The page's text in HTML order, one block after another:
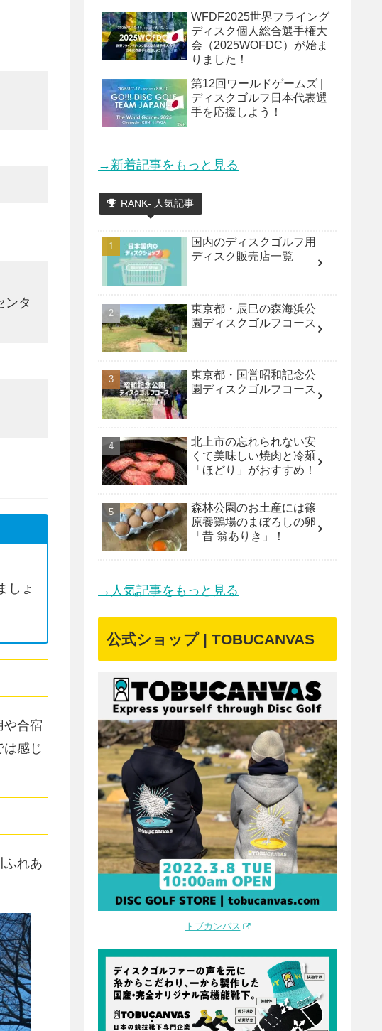
ンタ
しょ
や合宿
感じ
ふれあ
WFDF2025世界フライング
ディスク個人総合選手権大
会（2025WOFDC）が始ま
りました！
第12回ワールドゲームズ |
ディスクゴルフ日本代表選
手を応援しよう！
→新着記事をもっと見る
RANK- 人気記事
国内のディスクゴルフ用
ディスク販売店一覧
東京都・辰巳の森海浜公
園ディスクゴルフコース
東京都・国営昭和記念公
園ディスクゴルフコース
北上市の忘れられない安
くて美味しい焼肉と冷麺
「ほどり」がおすすめ！
森林公園のお土産には篠
原養鶏場のまぼろしの卵
「昔 翁ありき」！
→人気記事をもっと見る
公式ショップ | TOBUCANVAS
トブカンバス